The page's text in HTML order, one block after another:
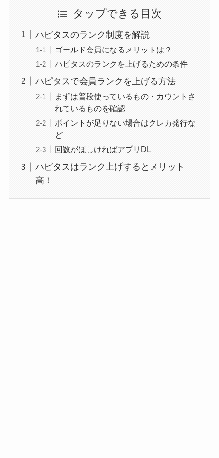
タップできる目次
ハピタスのランク制度を解説
ゴールド会員になるメリットは？
ハピタスのランクを上げるための条件
ハピタスで会員ランクを上げる方法
まずは普段使っているもの・カウントさ
れているものを確認
ポイントが足りない場合はクレカ発行な
ど
回数がほしければアプリDL
ハピタスはランク上げするとメリット
高！